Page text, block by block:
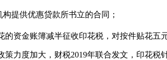
提供优惠贷款所书立的合同；
资金账簿减半征收印花税，对按件贴花五
力度加大，财税2019年联合发文，印花税